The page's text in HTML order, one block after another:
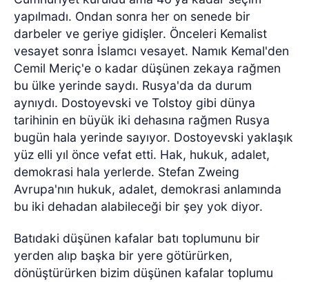
yapılmadı. Ondan sonra her on senede bir
darbeler ve geriye gidişler. Önceleri Kemalist
vesayet sonra İslamcı vesayet. Namık Kemal'den
Cemil Meriç'e o kadar düşünen zekaya rağmen
bu ülke yerinde saydı. Rusya'da da durum
aynıydı. Dostoyevski ve Tolstoy gibi dünya
tarihinin en büyük iki dehasına rağmen Rusya
bugün hala yerinde sayıyor. Dostoyevski yaklaşık
yüz elli yıl önce vefat etti. Hak, hukuk, adalet,
demokrasi hala yerlerde. Stefan Zweing
Avrupa'nın hukuk, adalet, demokrasi anlamında
bu iki dehadan alabileceği bir şey yok diyor.
Batıdaki düşünen kafalar batı toplumunu bir
yerden alıp başka bir yere götürürken,
dönüştürürken bizim düşünen kafalar toplumu